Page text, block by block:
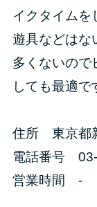
イクタイムを
遊具などはな
多くないので
しても最適で
住所 東京都
電話番号
営業時間 -